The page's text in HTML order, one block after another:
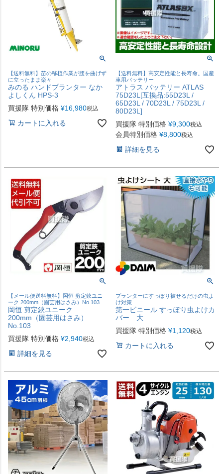
【送料無料】苗の移植作業が腰を曲げず
に立ったまま楽々
みのる ハンドプランター なか
よしくん HPS-3
買援隊 特別価格 ¥16,980税込
カートに入れる
【送料無料】高安定性能と長寿命。国産
車用バッテリー
アトラス バッテリー ATLAS
75D23L[互換品:55D23L /
65D23L / 70D23L / 75D23L /
80D23L]
買援隊 特別価格 ¥9,300税込
会員特別価格 ¥8,800税込
詳細を見る
【メール便送料無料】岡恒 剪定鋏ユニ
ーク 200mm（園芸用はさみ）No.103
岡恒 剪定鋏ユニーク
200mm（園芸用はさみ）
No.103
買援隊 特別価格 ¥2,940税込
詳細を見る
プランターにすっぽり被せるだけの虫よ
け対策
第一ビニール すっぽり虫よけカ
バー 大
買援隊 特別価格 ¥1,120税込
カートに入れる